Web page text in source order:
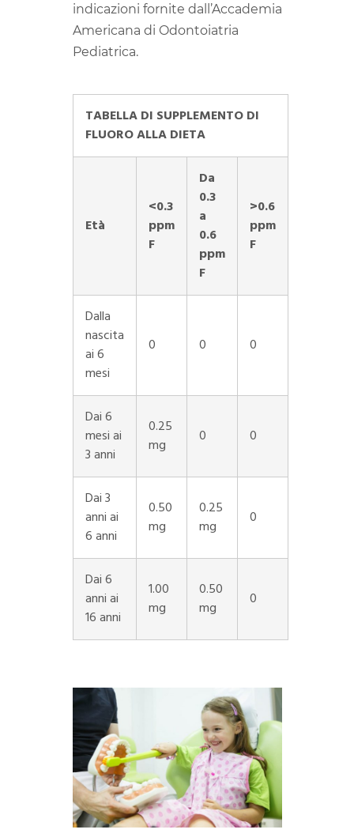
indicazioni fornite dall’Accademia
Americana di Odontoiatria
Pediatrica.
TABELLA DI SUPPLEMENTO DI
FLUORO ALLA DIETA
Età
<0.3
ppm
F
Da
0.3
a
0.6
ppm
F
>0.6
ppm
F
Dalla
nascita
ai 6
mesi
0 0 0
Dai 6
mesi ai
3 anni
0.25
mg
0 0
Dai 3
anni ai
6 anni
0.50
mg
0.25
mg
0
Dai 6
anni ai
16 anni
1.00
mg
0.50
mg
0